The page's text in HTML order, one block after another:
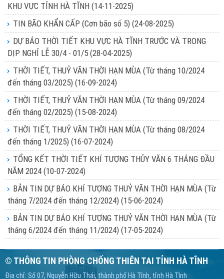
KHU VỰC TỈNH HÀ TĨNH (14-11-2025)
TIN BÃO KHẨN CẤP (Cơn bão số 5) (24-08-2025)
DỰ BÁO THỜI TIẾT KHU VỰC HÀ TĨNH TRƯỚC VÀ TRONG
DỊP NGHỈ LỄ 30/4 - 01/5 (28-04-2025)
THỜI TIẾT, THUỶ VĂN THỜI HẠN MÙA (Từ tháng 10/2024
đến tháng 03/2025) (16-09-2024)
THỜI TIẾT, THUỶ VĂN THỜI HẠN MÙA (Từ tháng 09/2024
đến tháng 02/2025) (15-08-2024)
THỜI TIẾT, THUỶ VĂN THỜI HẠN MÙA (Từ tháng 08/2024
đến tháng 1/2025) (16-07-2024)
TỔNG KẾT THỜI TIẾT KHÍ TƯỢNG THỦY VĂN 6 THÁNG ĐẦU
NĂM 2024 (10-07-2024)
BẢN TIN DỰ BÁO KHÍ TƯỢNG THUỶ VĂN THỜI HẠN MÙA (Từ
tháng 7/2024 đến tháng 12/2024) (15-06-2024)
BẢN TIN DỰ BÁO KHÍ TƯỢNG THUỶ VĂN THỜI HẠN MÙA (Từ
tháng 6/2024 đến tháng 11/2024) (17-05-2024)
© THÔNG TIN PHÒNG CHỐNG THIÊN TAI TỈNH HÀ TĨNH
Địa chỉ: Số 07, Nguyễn Hữu Thái, thành phố Hà Tĩnh, tỉnh Hà Tĩnh